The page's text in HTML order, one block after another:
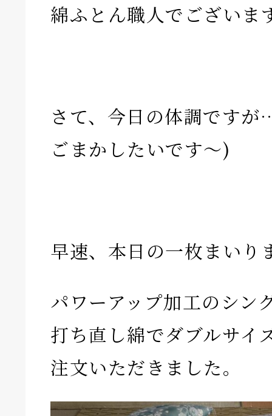
綿ふとん職人でございま
さて、今日の体調です
ごまかしたいです〜)
早速、本日の一枚まいり
パワーアップ加工のシン
打ち直し綿でダブルサイ
注文いただきました。